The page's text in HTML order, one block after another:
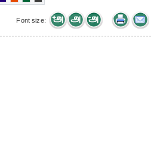
Font size: